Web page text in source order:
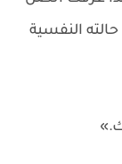
النفسية